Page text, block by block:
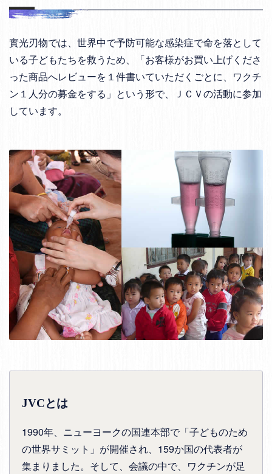
實光刃物では、世界中で予防可能な感染症で命を落として
いる子どもたちを救うため、「お客様がお買い上げくださ
った商品へレビューを１件書いていただくごとに、ワクチ
ン１人分の募金をする」という形で、ＪＣＶの活動に参加
しています。
JVCとは
1990年、ニューヨークの国連本部で「子どものため
の世界サミット」が開催され、159か国の代表者が
集まりました。そして、会議の中で、ワクチンが足